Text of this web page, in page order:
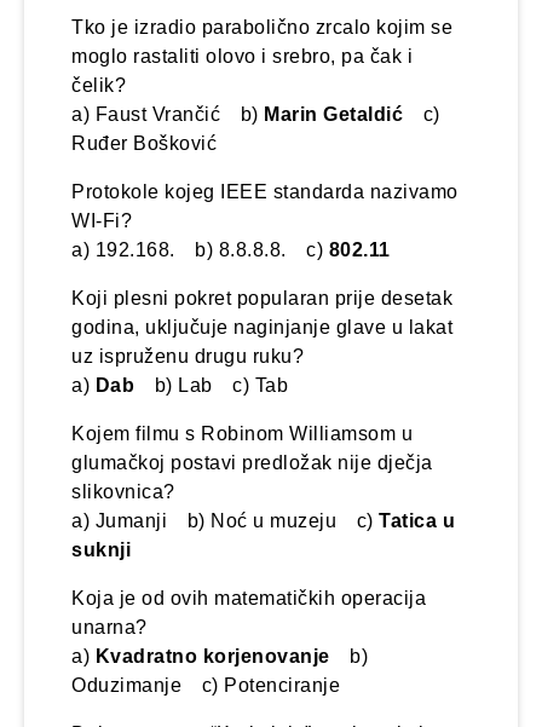
Tko je izradio parabolično zrcalo kojim se
moglo rastaliti olovo i srebro, pa čak i
čelik?
a) Faust Vrančić b) Marin Getaldić c)
Ruđer Bošković
Protokole kojeg IEEE standarda nazivamo
WI-Fi?
a) 192.168. b) 8.8.8.8. c) 802.11
Koji plesni pokret popularan prije desetak
godina, uključuje naginjanje glave u lakat
uz ispruženu drugu ruku?
a) Dab b) Lab c) Tab
Kojem filmu s Robinom Williamsom u
glumačkoj postavi predložak nije dječja
slikovnica?
a) Jumanji b) Noć u muzeju c)Tatica u
suknji
Koja je od ovih matematičkih operacija
unarna?
a) Kvadratno korjenovanje b)
Oduzimanje c) Potenciranje